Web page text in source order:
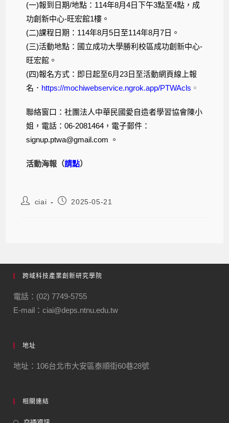
(一)報到日期/地點：114年8月4日下午3點至4點，成
功創新中心-旺宏館1樓。
(二)課程日期：114年8月5日至114年8月7日。
(三)活動地點：國立成功大學勝利校區成功創新中心-
旺宏館。
(四)報名方式：即日起至6月23日至活動網頁線上報
名． https://mochiwebservice.ngrok.app/PTWAcls 。
聯絡窗口：社團法人中華民國愛自造者學習協會陳小
姐，電話：06-2081464，電子郵件：
signup.ptwa@gmail.com 。
活動海報（請點）
ciai 2025-05-21
跨域科技產業創新研究學院
電話：(02) 7749-5755
E-mail：ciai@deps.ntnu.edu.tw
地址
地址：106台北市大安區泰順街60巷28號
相關連結